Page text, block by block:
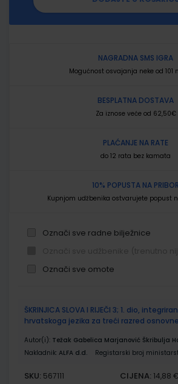
NAGRADNA SMS IGRA
Mogućnost osvajanja neke od 101
BESPLATNA DOSTAVA
Za iznose veće od 62,50€
PLAĆANJE NA RATE
do 12 rata bez kamata
10% POPUSTA NA PRIBOR
Kupnjom udžbenika ostvarujete popust
Označi sve radne bilježnice
Označi sve omote
proizvodi
ŠKRINJICA SLOVA I RIJEČI 3; 1. dio,
hrvatskoga jezika za treći razred
Autor(i): Težak Gabelica Marjanović Škribulja
Nakladnik: ALFA d.d. Registarski broj
SKU: 567111 CIJENA: 14,88 €